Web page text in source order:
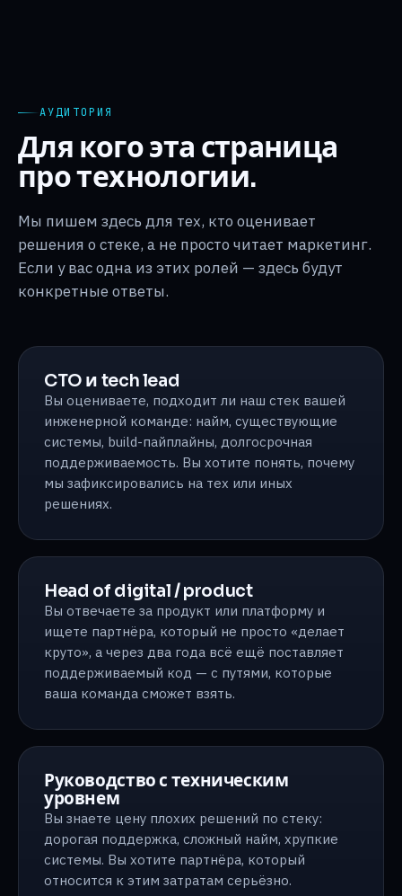
АУДИТОРИЯ
Для кого эта страница
про технологии.
Мы пишем здесь для тех, кто оценивает
решения о стеке, а не просто читает маркетинг.
Если у вас одна из этих ролей — здесь будут
конкретные ответы.
CTO и tech lead
Вы оцениваете, подходит ли наш стек вашей
инженерной команде: найм, существующие
системы, build-пайплайны, долгосрочная
поддерживаемость. Вы хотите понять, почему
мы зафиксировались на тех или иных
решениях.
Head of digital / product
Вы отвечаете за продукт или платформу и
ищете партнёра, который не просто «делает
круто», а через два года всё ещё поставляет
поддерживаемый код — с путями, которые
ваша команда сможет взять.
Руководство с техническим
уровнем
Вы знаете цену плохих решений по стеку:
дорогая поддержка, сложный найм, хрупкие
системы. Вы хотите партнёра, который
относится к этим затратам серьёзно.